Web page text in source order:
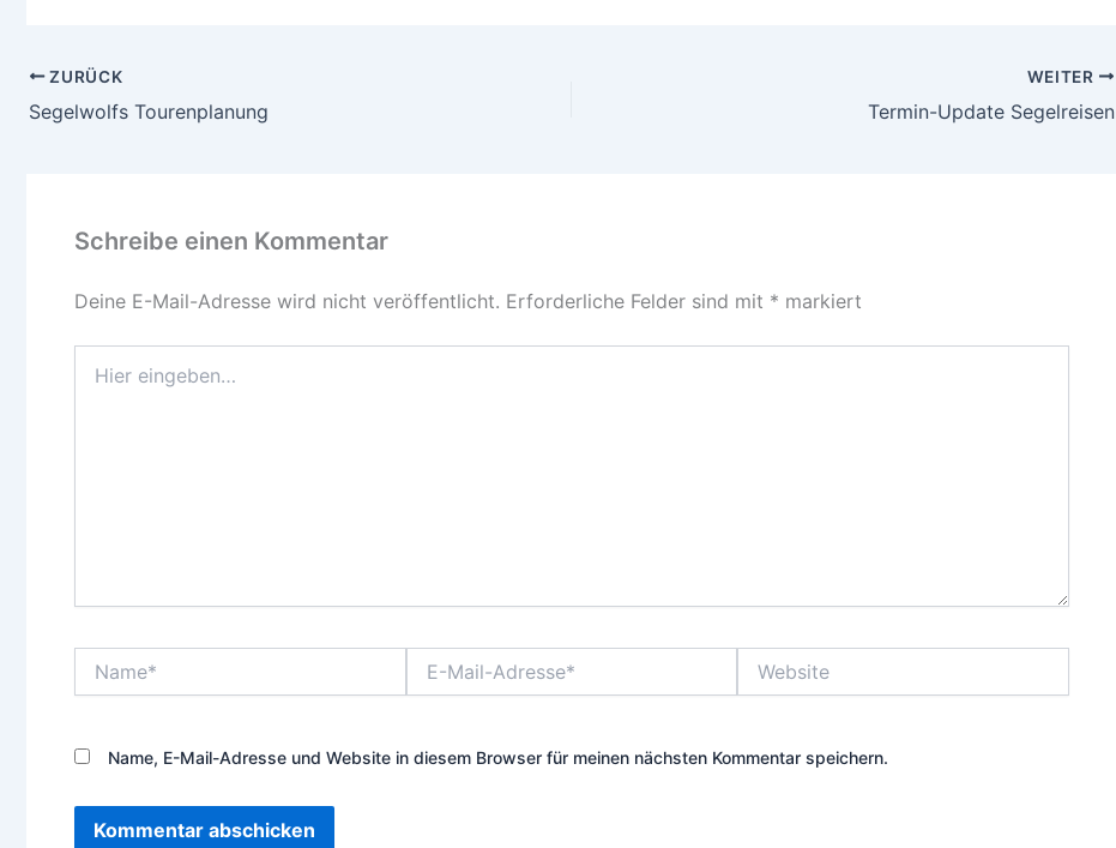
ZURÜCK
Segelwolfs Tourenplanung
WEITER
Termin-Update Segelreisen
Schreibe einen Kommentar
Deine E-Mail-Adresse wird nicht veröffentlicht. Erforderliche Felder sind mit * markiert
eingeben…
Mail-
Name, E-Mail-Adresse und Website in diesem Browser für meinen nächsten Kommentar speichern.